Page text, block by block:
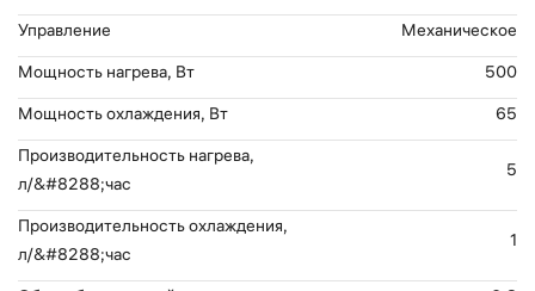
Управление
Механическое
Мощность нагрева, Вт
500
Мощность охлаждения, Вт
65
Производительность нагрева,
л/&#8288;час
5
Производительность охлаждения,
л/&#8288;час
1